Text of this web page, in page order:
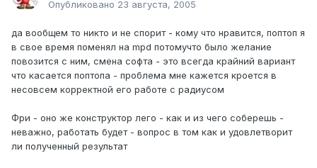
Опубликовано 23 августа, 2005
да вообщем то никто и не спорит - кому что нравится, поптоп я
в свое время поменял на mpd потомучто было желание
повозится с ним, смена софта - это всегда крайний вариант
что касается поптопа - проблема мне кажется кроется в
несовсем корректной его работе с радиусом
Фри - оно же конструктор лего - как и из чего соберешь -
неважно, работать будет - вопрос в том как и удовлетворит
ли полученный результат